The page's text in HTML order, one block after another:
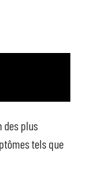
des plus
tels que